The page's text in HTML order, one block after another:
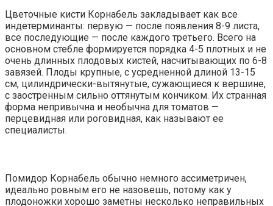
Цветочные кисти Корнабель закладывает как все
индетерминанты: первую — после появления 8-9 листа,
все последующие — после каждого третьего. Всего на
основном стебле формируется порядка 4-5 плотных и не
очень длинных плодовых кистей, насчитывающих по 6-8
завязей. Плоды крупные, с усредненной длиной 13-15
см, цилиндрически-вытянутые, сужающиеся к вершине,
с заостренным сильно оттянутым кончиком. Их странная
форма непривычна и необычна для томатов —
перцевидная или роговидная, как называют ее
специалисты.
Помидор Корнабель обычно немного ассиметричен,
идеально ровным его не назовешь, потому как у
плодоножки хорошо заметны несколько неправильных